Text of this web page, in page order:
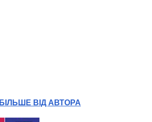
БІЛЬШЕ ВІД АВТОРА